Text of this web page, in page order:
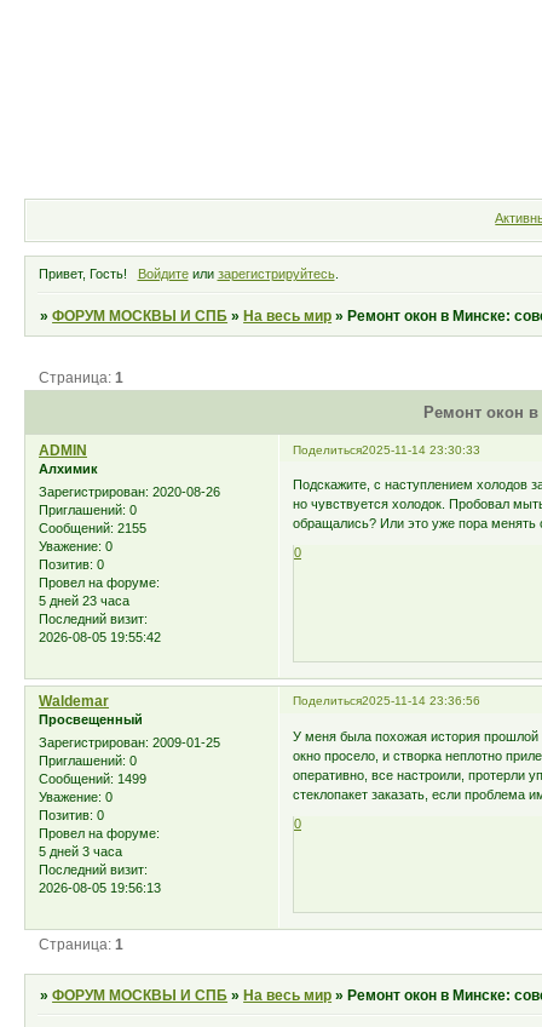
Привет, Гость! Войдитеили зарегистрируйтесь.
»ФОРУМ МОСКВЫ И СПБ »На весь мир »Ремонт окон в Минске:
Ремонт окон
Страница:1
Поделиться2025-11-14 23:30:33
ADMIN
Алхимик
Зарегистрирован: 2020-08-26
Приглашений: 0
Сообщений: 2155
Уважение: 0
Позитив: 0
Провел на форуме:
5 дней 23 часа
Последний визит:
2026-08-05 19:55:42
Подскажите, с наступлением холодов
но чувствуется холодок. Пробовал
обращались? Или это уже пора менять
0
Поделиться2025-11-14 23:36:56
Waldemar
Просвещенный
Зарегистрирован: 2009-01-25
Приглашений: 0
Сообщений: 1499
Уважение: 0
Позитив: 0
Провел на форуме:
5 дней 3 часа
Последний визит:
2026-08-05 19:56:13
У меня была похожая история
окно просело, и створка неплотно
оперативно, все настроили, протерли
стеклопакет заказать, если проблема
0
Страница:1
»ФОРУМ МОСКВЫ И СПБ » На весь мир » Ремонт окон в Минске: